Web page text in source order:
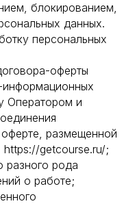
блокированием,
данных.
персональных
оферты
информационных
Оператором и
размещенной
https://getcourse.ru/;
разного рода
о работе;